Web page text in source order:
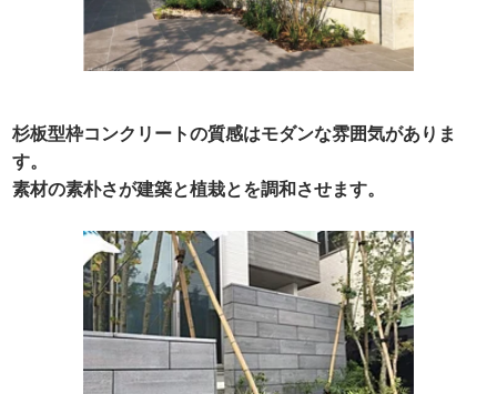
杉板型枠コンクリートの質感はモダンな雰囲気がありま
す。
素材の素朴さが建築と植栽とを調和させます。